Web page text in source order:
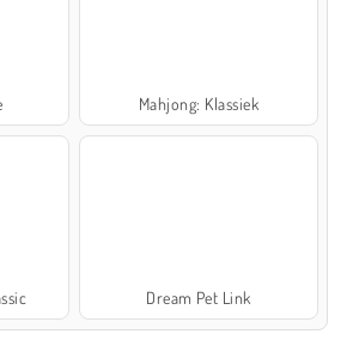
Mahjong: Klassiek
Dream Pet Link